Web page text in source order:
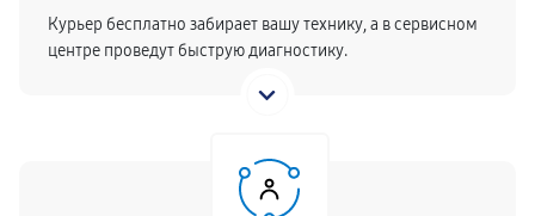
Курьер бесплатно забирает вашу технику, а в сервисном
центре проведут быструю диагностику.